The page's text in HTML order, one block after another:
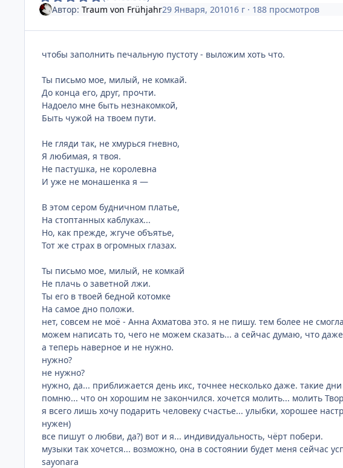
Автор: Traum von Frühjahr29 Января, 201016 г· 188 просмотров
чтобы заполнить печальную пустоту - выложим хоть что.
Ты письмо мое, милый, не комкай.
До конца его, друг, прочти.
Надоело мне быть незнакомкой,
Быть чужой на твоем пути.
Не гляди так, не хмурься гневно,
Я любимая, я твоя.
Не пастушка, не королевна
И уже не монашенка я —
В этом сером будничном платье,
На стоптанных каблуках...
Но, как прежде, жгуче объятье,
Тот же страх в огромных глазах.
Ты письмо мое, милый, не комкай
Не плачь о заветной лжи.
Ты его в твоей бедной котомке
На самое дно положи.
нет, совсем не моё - Анна Ахматова это. я не пишу. тем более не
можем написать то, чего не можем сказать... а сейчас думаю, что
а теперь наверное и не нужно.
нужно?
не нужно?
нужно, да... приближается день икс, точнее несколько даже. такие
помню... что он хорошим не закончился. хочется молить... молить
я всего лишь хочу подарить человеку счастье... улыбки, хорошее
нужен)
все пишут о любви, да?) вот и я... индивидуальность, чёрт побери.
музыки так хочется... возможно, она в состоянии будет меня сейчас
sayonara